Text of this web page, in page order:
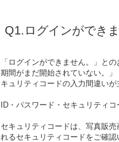
Q1.ログインができま
「ログインができません。」と
期間がまだ開始されていない。
キュリティコードの入力間違いが
ID・パスワード・セキュリティコ
セキュリティコードは、写真販
れるセキュリティコードをご確